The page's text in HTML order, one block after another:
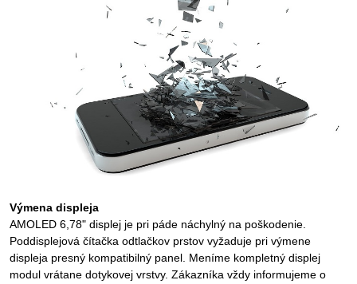
Výmena displeja
AMOLED 6,78" displej je pri páde náchylný na poškodenie.
Poddisplejová čítačka odtlačkov prstov vyžaduje pri výmene
displeja presný kompatibilný panel. Meníme kompletný displej
modul vrátane dotykovej vrstvy. Zákazníka vždy informujeme o